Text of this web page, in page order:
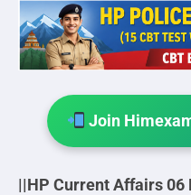
Join
||HP Current Affairs 06